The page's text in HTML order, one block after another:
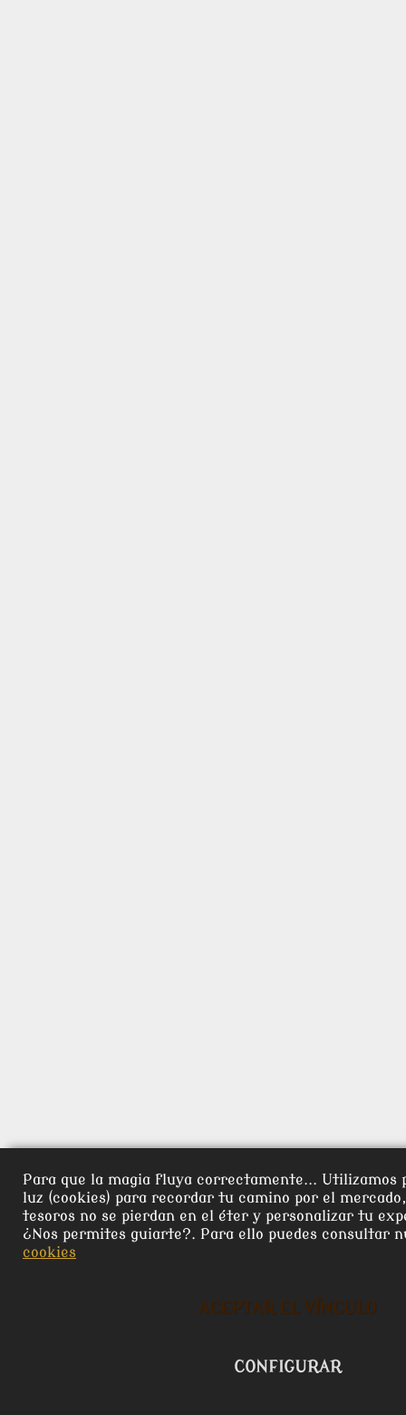
Para que la magia fluya correctamente... Utilizamos
luz (cookies) para recordar tu camino por el
tesoros no se pierdan en el éter y personalizar tu
¿Nos permites guiarte?. Para ello puedes consultar
cookies
ACEPTAR EL VÍNCULO
CONFIGURAR